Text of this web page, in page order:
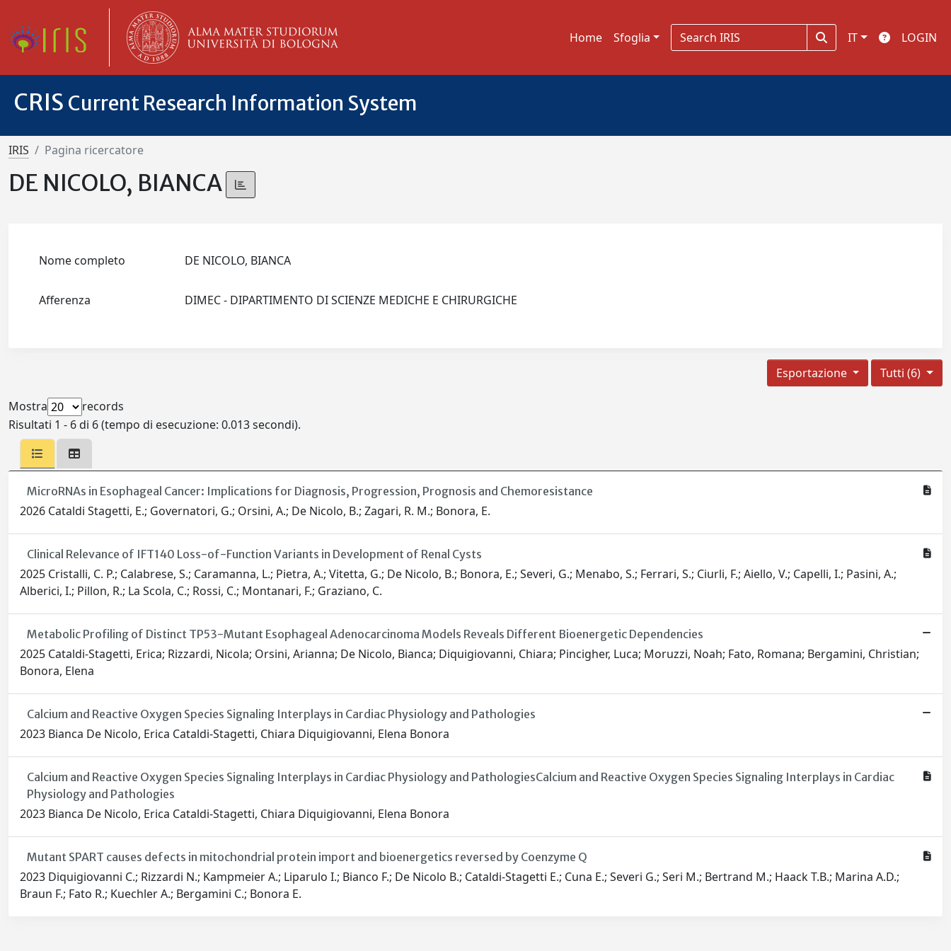
Home Sfoglia IT LOGIN
CRIS Current Research Information System
IRIS Pagina ricercatore
DE NICOLO, BIANCA
Nome completo DE NICOLO, BIANCA
Afferenza DIMEC - DIPARTIMENTO DI SCIENZE MEDICHE E CHIRURGICHE
Tutti (6)
Esportazione
Mostra
records
Risultati 1 - 6 di 6 (tempo di esecuzione: 0.013 secondi).
MicroRNAs in Esophageal Cancer: Implications for Diagnosis, Progression, Prognosis and Chemoresistance
2026 Cataldi Stagetti, E.; Governatori, G.; Orsini, A.; De Nicolo, B.; Zagari, R. M.; Bonora, E.
Clinical Relevance of IFT140 Loss-of-Function Variants in Development of Renal Cysts
2025 Cristalli, C. P.; Calabrese, S.; Caramanna, L.; Pietra, A.; Vitetta, G.; De Nicolo, B.; Bonora, E.; Severi, G.; Menabo, S.; Ferrari, S.; Ciurli, F.; Aiello, V.; Capelli, I.; Pasini, A.;
Alberici, I.; Pillon, R.; La Scola, C.; Rossi, C.; Montanari, F.; Graziano, C.
Metabolic Profiling of Distinct TP53-Mutant Esophageal Adenocarcinoma Models Reveals Different Bioenergetic Dependencies
2025 Cataldi-Stagetti, Erica; Rizzardi, Nicola; Orsini, Arianna; De Nicolo, Bianca; Diquigiovanni, Chiara; Pincigher, Luca; Moruzzi, Noah; Fato, Romana; Bergamini, Christian;
Bonora, Elena
Calcium and Reactive Oxygen Species Signaling Interplays in Cardiac Physiology and Pathologies
2023 Bianca De Nicolo, Erica Cataldi-Stagetti, Chiara Diquigiovanni, Elena Bonora
Calcium and Reactive Oxygen Species Signaling Interplays in Cardiac Physiology and PathologiesCalcium and Reactive Oxygen Species Signaling Interplays in Cardiac
Physiology and Pathologies
2023 Bianca De Nicolo, Erica Cataldi-Stagetti, Chiara Diquigiovanni, Elena Bonora
Mutant SPART causes defects in mitochondrial protein import and bioenergetics reversed by Coenzyme Q
2023 Diquigiovanni C.; Rizzardi N.; Kampmeier A.; Liparulo I.; Bianco F.; De Nicolo B.; Cataldi-Stagetti E.; Cuna E.; Severi G.; Seri M.; Bertrand M.; Haack T.B.; Marina A.D.;
Braun F.; Fato R.; Kuechler A.; Bergamini C.; Bonora E.